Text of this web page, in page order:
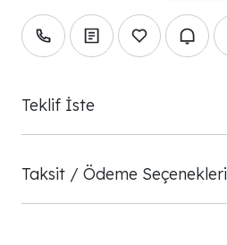
Teklif İste
Taksit / Ödeme Seçenekleri